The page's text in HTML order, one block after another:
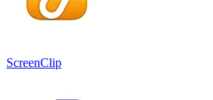
ScreenClip